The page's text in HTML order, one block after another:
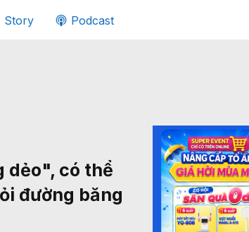
Story Podcast
dẻo", có thể
đường băng